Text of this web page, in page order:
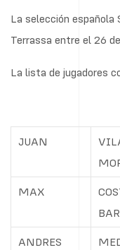
La selección española
Terrassa entre el 26
La lista de jugadores
JUAN
MAX
ANDRES